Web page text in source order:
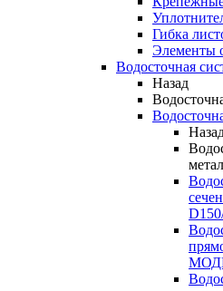
Гибка
Элементы
Водосточная
Назад